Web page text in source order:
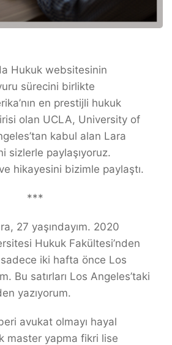
Hukuk websitesinin
sürecini birlikte
en prestijli hukuk
olan UCLA, University of
kabul alan Lara
sizlerle paylaşıyoruz.
ve hikayesini bizimle paylaştı.
***
27 yaşındayım. 2020
Hukuk Fakültesi’nden
iki hafta önce Los
Bu satırları Los Angeles’taki
yazıyorum.
avukat olmayı hayal
master yapma fikri lise